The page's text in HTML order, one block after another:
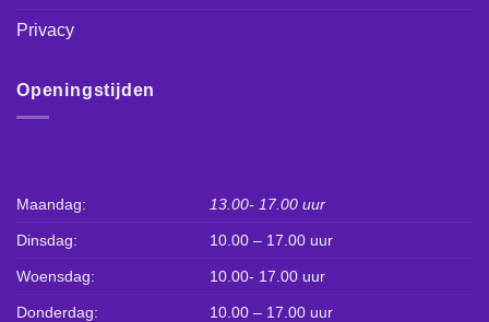
Privacy
Openingstijden
Maandag: 13.00- 17.00 uur
Dinsdag: 10.00 – 17.00 uur
Woensdag: 10.00- 17.00 uur
Donderdag: 10.00 – 17.00 uur